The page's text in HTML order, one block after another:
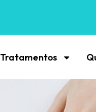
Tratamentos